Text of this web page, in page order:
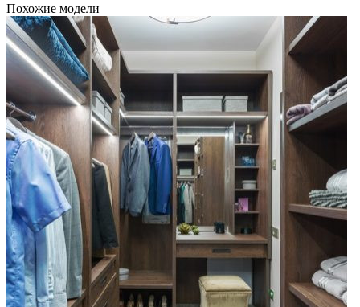
Похожие модели